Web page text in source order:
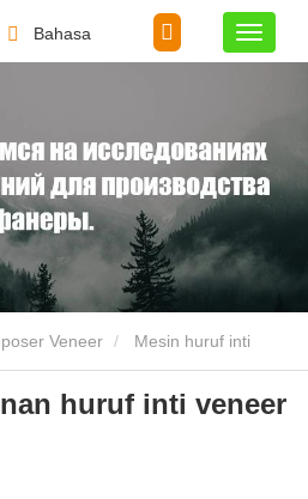
Bahasa
Veneer
huruf inti veneer